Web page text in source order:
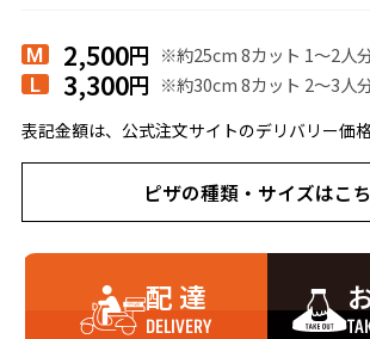
M 2,500円 ※約25cm 8カット 1〜2人
L 3,300円 ※約30cm 8カット 2〜3人
表記金額は、公式注文サイトのデリバリー価格
ピザの種類・サイズはこ
配 達
DELIVERY